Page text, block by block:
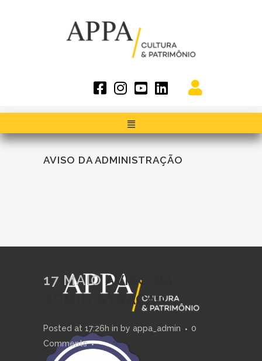
AVISO DA ADMINISTRAÇÃO
17 MAIOAVISO DA
ADMINISTRAÇÃO
Posted at 17:26h in by appa_admin
0
Comments